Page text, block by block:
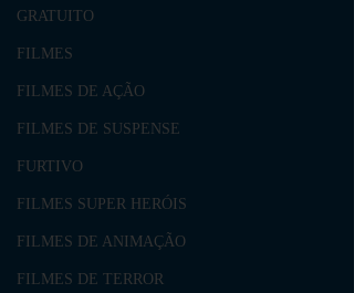
GRATUITO
FILMES
FILMES DE AÇÃO
FILMES DE SUSPENSE
FURTIVO
FILMES SUPER HERÓIS
FILMES DE ANIMAÇÃO
FILMES DE TERROR